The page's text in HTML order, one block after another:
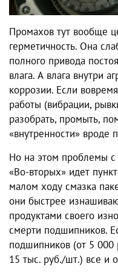
Промахов тут вообще
герметичность. Она
полного привода
влага. А влага внутри
коррозии. Если
работы (вибрации,
разобрать, промыть,
«внутренности» вроде
Но на этом проблемы с
«Во-вторых» идет
малом ходу смазка
они быстрее
продуктами своего
смерти подшипников.
подшипников (от 5
15 тыс. руб./шт.) все и